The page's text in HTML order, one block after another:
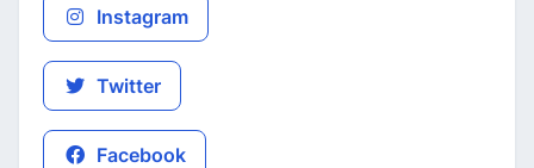
Instagram
Twitter
Facebook